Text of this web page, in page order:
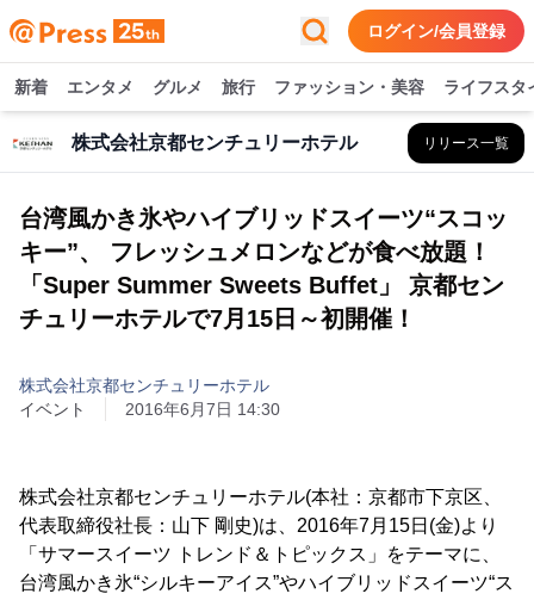
ログイン/会員登録
新着 エンタメ グルメ 旅行 ファッション・美容 ライフスタ
株式会社京都センチュリーホテル リリース一覧
台湾風かき氷やハイブリッドスイーツ“スコッ
キー”、 フレッシュメロンなどが食べ放題！
「Super Summer Sweets Buffet」 京都セン
チュリーホテルで7月15日～初開催！
株式会社京都センチュリーホテル
イベント
2016年6月7日 14:30
株式会社京都センチュリーホテル(本社：京都市下京区、
代表取締役社長：山下 剛史)は、2016年7月15日(金)より
「サマースイーツ トレンド＆トピックス」をテーマに、
台湾風かき氷“シルキーアイス”やハイブリッドスイーツ“ス